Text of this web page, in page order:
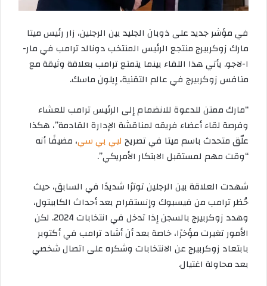
في مؤشر جديد على ذوبان الجليد بين الرجلين، زار رئيس ميتا
مارك زوكربيرج منتجع الرئيس المنتخب دونالد ترامب في مار-
ا-لاجو. يأتي هذا اللقاء بينما يتمتع ترامب بعلاقة وثيقة مع
منافس زوكربيرج في عالم التقنية، إيلون ماسك.
“مارك ممتن للدعوة للانضمام إلى الرئيس ترامب للعشاء
وفرصة لقاء أعضاء فريقه لمناقشة الإدارة القادمة”، هكذا
علّق متحدث باسم ميتا في تصريح لبي بي سي، مضيفًا أنه
“وقت مهم لمستقبل الابتكار الأمريكي”.
شهدت العلاقة بين الرجلين توترًا شديدًا في السابق، حيث
حُظر ترامب من فيسبوك وإنستقرام بعد أحداث الكابيتول،
وهدد زوكربيرج بالسجن إذا تدخل في انتخابات 2024
. لكن
الأمور تغيرت مؤخرًا، خاصة بعد أن أشاد ترامب في أكتوبر
بابتعاد زوكربيرج عن الانتخابات وشكره على اتصال شخصي
بعد محاولة اغتيال.